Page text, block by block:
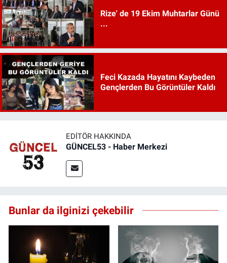
Rize' de 19 Ekim Muhtarlar Günü
...
Feci Kazada Hayatını Kaybeden
Gençlerden Bu Görüntüler Kaldı
EDITÖR HAKKINDA
GÜNCEL53 - Haber Merkezi
Bunlar da ilginizi çekebilir